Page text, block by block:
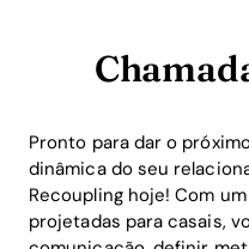
Pronto para dar o
dinâmica do seu
Recoupling hoje! Com
projetadas para casais,